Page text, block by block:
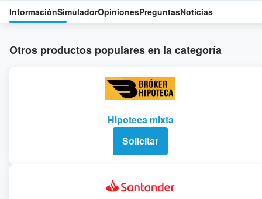
InformaciónSimuladorOpinionesPreguntasNoticias
Otros productos populares en la categoría
Hipoteca mixta
Solicitar